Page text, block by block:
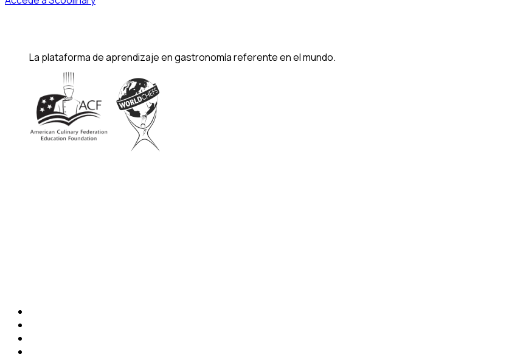
La plataforma de aprendizaje en gastronomía referente en el mundo.